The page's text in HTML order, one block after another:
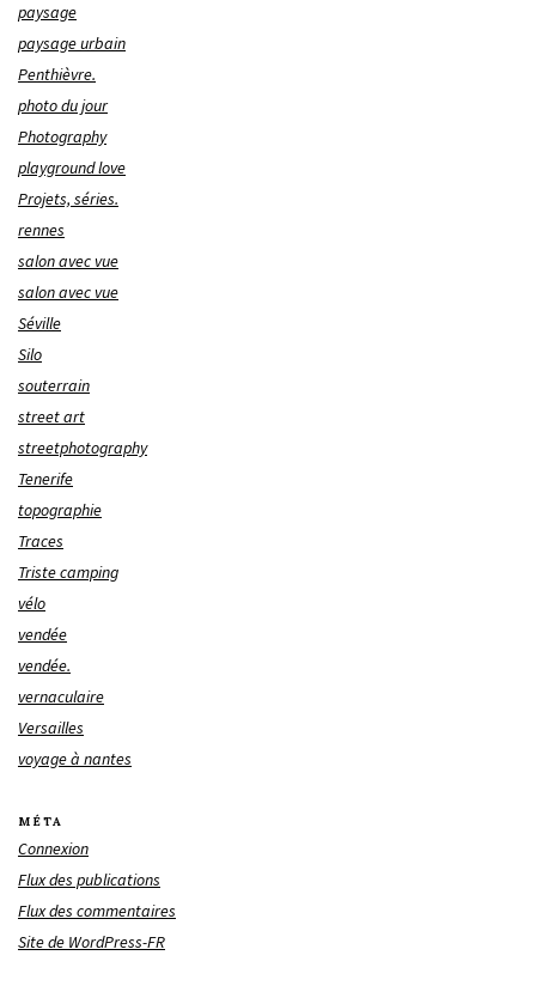
paysage
paysage urbain
Penthièvre.
photo du jour
Photography
playground love
Projets, séries.
rennes
salon avec vue
salon avec vue
Séville
Silo
souterrain
street art
streetphotography
Tenerife
topographie
Traces
Triste camping
vélo
vendée
vendée.
vernaculaire
Versailles
voyage à nantes
MÉTA
Connexion
Flux des publications
Flux des commentaires
Site de WordPress-FR